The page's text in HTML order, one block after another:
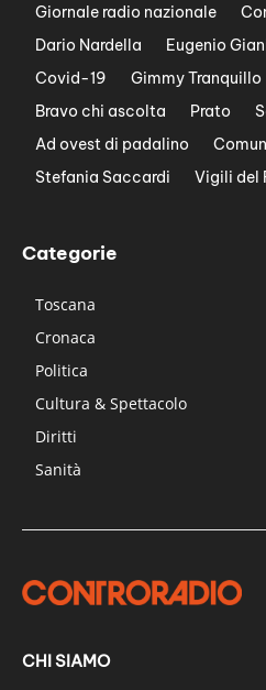
Giornale radio nazionale
Dario Nardella
Eugenio
Covid-19
Gimmy Tranquillo
Bravo chi ascolta
Prato
Ad ovest di padalino
Stefania Saccardi
Vigili del
Categorie
Toscana
Cronaca
Politica
Cultura & Spettacolo
Diritti
Sanità
CHI SIAMO